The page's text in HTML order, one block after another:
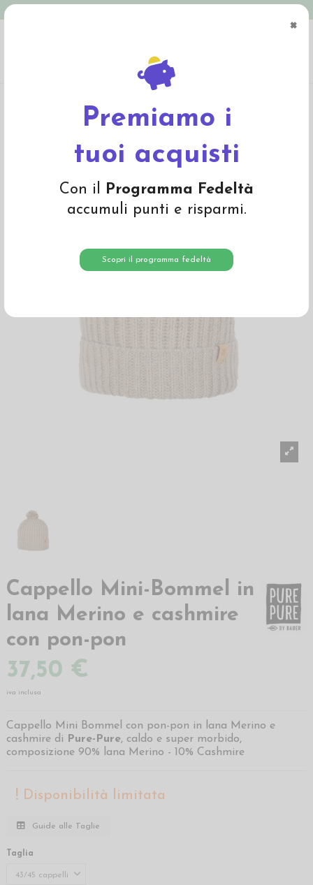
×
Premiamo i
tuoi acquisti
Con il Programma Fedeltà
accumuli punti e risparmi.
Scopri il programma fedeltà
in lana Merino e cashmire con pon-pon
Cappello Mini-Bommel in
lana Merino e cashmire
con pon-pon
37,50 €
iva inclusa
Cappello Mini Bommel con pon-pon in lana Merino e
cashmire di Pure-Pure, caldo e super morbido,
composizione 90% lana Merino - 10% Cashmire
Disponibilità limitata
Guide alle Taglie
Taglia